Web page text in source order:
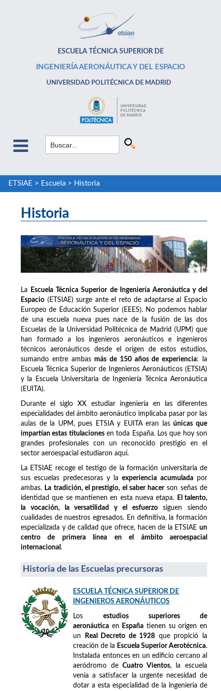
ESCUELA TÉCNICA SUPERIOR DE
INGENIERÍA AERONÁUTICA Y DEL ESPACIO
UNIVERSIDAD POLITÉCNICA DE MADRID
ETSIAE > Escuela> Historia
Historia
La
Escuela Técnica Superior de Ingeniería Aeronáutica y del
Espacio (ETSIAE) surge ante el reto de adaptarse al Espacio
Europeo de Educación Superior (EEES). No podemos hablar
de una escuela nueva pues nace de la fusión de las dos
Escuelas de la Universidad Politécnica de Madrid (UPM) que
han formado a los ingenieros aeronáuticos e ingenieros
técnicos aeronáuticos desde el origen de estos estudios,
sumando entre ambasmás de 150 años de experiencia: la
Escuela Técnica Superior de Ingenieros Aeronáuticos (ETSIA)
y la Escuela Universitaria de Ingeniería Técnica Aeronáutica
(EUITA).
Durante el siglo XX estudiar ingeniería en las diferentes
especialidades del ámbito aeronáutico implicaba pasar por las
aulas de la UPM, pues ETSIA y EUITA eran lasúnicas que
impartían estas titulacionesen toda España. Los que hoy son
grandes profesionales con un reconocido prestigio en el
sector aeroespacial estudiaron aquí.
La ETSIAE recoge el testigo de la formación universitaria de
sus escuelas predecesoras y laexperiencia acumuladapor
ambas. La tradición, el prestigio, el saber hacerson señas de
identidad que se mantienen en esta nueva etapa.
El talento,
la vocación, la versatilidad y el esfuerzosiguen siendo
cualidades de nuestros egresados. En definitiva, la formación
especializada y de calidad que ofrece, hacen de la ETSIAE un
centro de primera línea en el ámbito aeroespacial
internacional .
Historia de las Escuelas precursoras
ESCUELA TÉCNICA SUPERIOR DE
INGENIEROS AERONÁUTICOS
Los estudios superiores de
aeronáutica en España tienen su origen en
un
Real Decreto de 1928 que propició la
creación de la Escuela Superior Aerotécnica.
Instalada entonces en un edificio cercano al
aeródromo deCuatro Vientos, la escuela
venía a satisfacer la urgente necesidad de
dotar a esta especialidad de la ingeniería de